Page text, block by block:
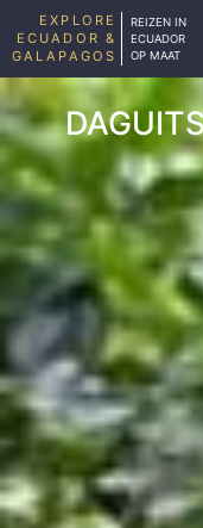
EXPLORE
ECUADOR &
GALAPAGOS
REIZEN IN
ECUADOR
OP MAAT